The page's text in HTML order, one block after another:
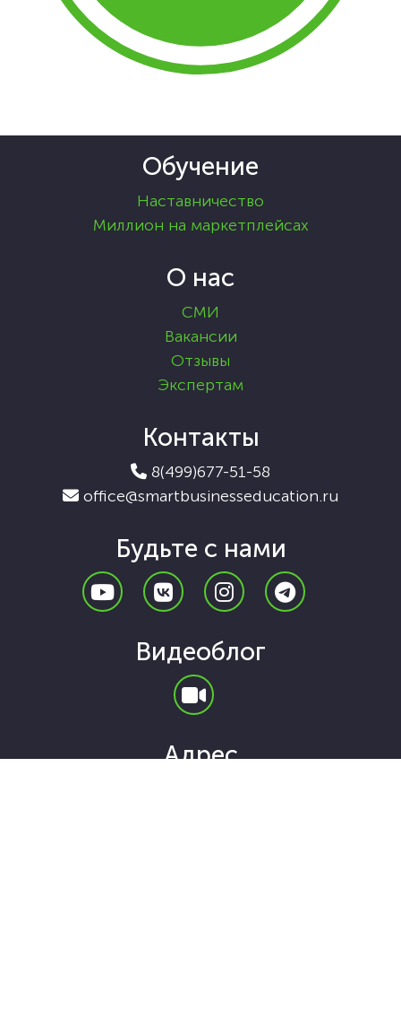
Обучение
Наставничество
Миллион на маркетплейсах
О нас
СМИ
Вакансии
Отзывы
Экспертам
Контакты
8(499)677-51-58
office@smartbusinesseducation.ru
Будьте с нами
Видеоблог
Адрес